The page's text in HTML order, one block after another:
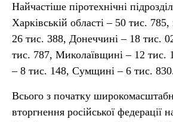
Найчастіше піротехнічні
Харківській області – 50 тис.
26 тис. 388, Донеччині – 18 тис.
тис. 787, Миколаївщині – 12 тис.
– 8 тис. 148, Сумщині – 6 тис.
Всього з початку
вторгнення російської федерації